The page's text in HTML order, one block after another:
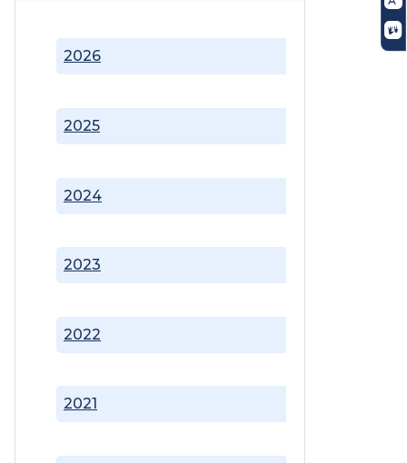
2021
2022
2023
2024
2025
2026